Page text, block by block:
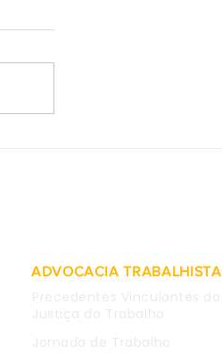
ADVOCACIA TRABALHISTA